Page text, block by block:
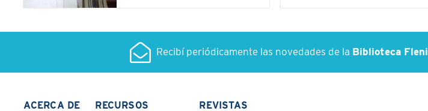
Recibí periódicamente las novedades de la Biblioteca Fleni
ACERCA DE RECURSOS REVISTAS